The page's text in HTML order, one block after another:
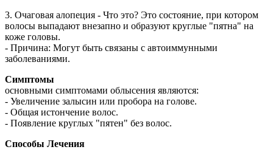
3. Очаговая алопеция - Что это? Это состояние, при котором
волосы выпадают внезапно и образуют круглые "пятна" на
коже головы.
- Причина: Могут быть связаны с автоиммунными
заболеваниями.
Симптомы
основными симптомами облысения являются:
- Увеличение залысин или пробора на голове.
- Общая истончение волос.
- Появление круглых "пятен" без волос.
Способы Лечения